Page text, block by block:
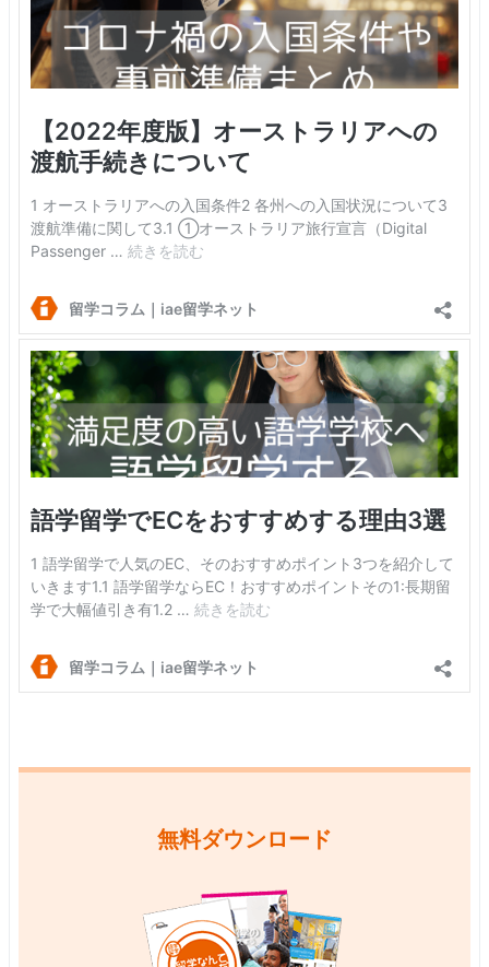
無料ダウンロード